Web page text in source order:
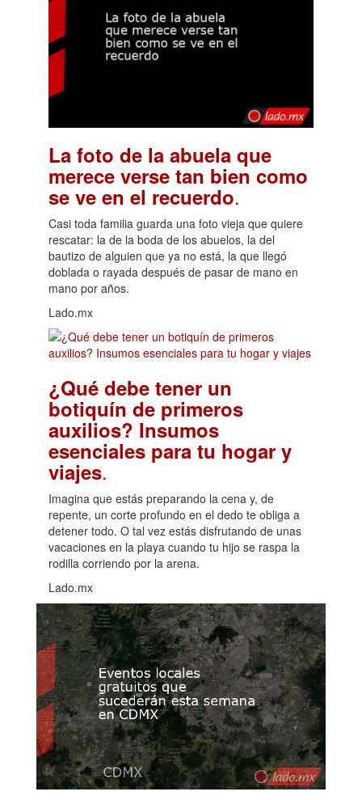
La foto de la abuela que
merece verse tan bien como
se ve en el recuerdo.
Casi toda familia guarda una foto vieja que quiere
rescatar: la de la boda de los abuelos, la del
bautizo de alguien que ya no está, la que llegó
doblada o rayada después de pasar de mano en
mano por años.
Lado.mx
¿Qué debe tener un
botiquín de primeros
auxilios? Insumos
esenciales para tu hogar y
viajes.
Imagina que estás preparando la cena y, de
repente, un corte profundo en el dedo te obliga a
detener todo. O tal vez estás disfrutando de unas
vacaciones en la playa cuando tu hijo se raspa la
rodilla corriendo por la arena.
Lado.mx